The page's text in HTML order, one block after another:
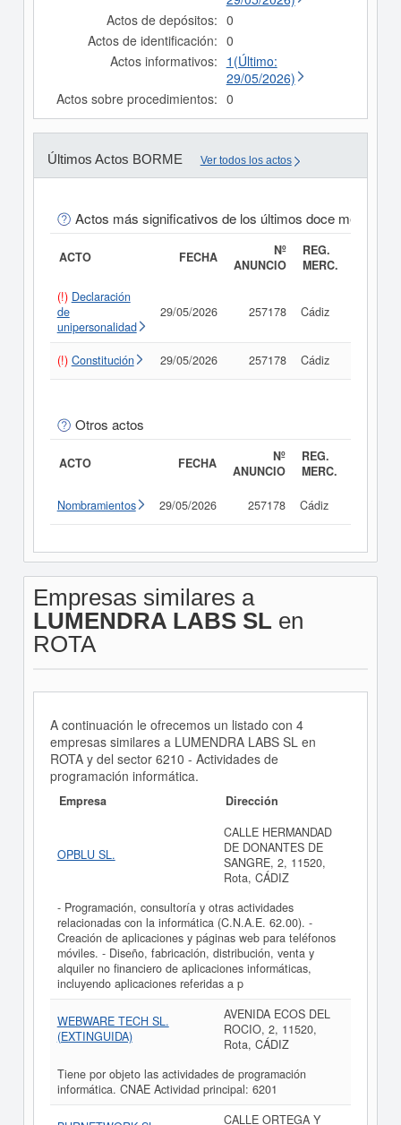
Actos de depósitos: 0
Actos de identificación: 0
Actos informativos: 1(Último:
29/05/2026)
Actos sobre procedimientos: 0
Últimos Actos BORME Ver todos los actos
Actos más significativos de los últimos doce meses
ACTO FECHA
Nº
ANUNCIO
REG.
MERC.
(!) Declaración
de
unipersonalidad
29/05/2026 257178 Cádiz
(!) Constitución 29/05/2026 257178 Cádiz
Otros actos
ACTO FECHA
Nº
ANUNCIO
REG.
MERC.
Nombramientos 29/05/2026 257178 Cádiz
Empresas similares a
LUMENDRA LABS SL en
ROTA
A continuación le ofrecemos un listado con 4
empresas similares a LUMENDRA LABS SL en
ROTA y del sector 6210 - Actividades de
programación informática.
Empresa Dirección
OPBLU SL.
CALLE HERMANDAD
DE DONANTES DE
SANGRE, 2, 11520,
Rota, CÁDIZ
- Programación, consultoría y otras actividades
relacionadas con la informática (C.N.A.E. 62.00). -
Creación de aplicaciones y páginas web para teléfonos
móviles. - Diseño, fabricación, distribución, venta y
alquiler no financiero de aplicaciones informáticas,
incluyendo aplicaciones referidas a p
WEBWARE TECH SL.
(EXTINGUIDA)
AVENIDA ECOS DEL
ROCIO, 2, 11520,
Rota, CÁDIZ
Tiene por objeto las actividades de programación
informática. CNAE Actividad principal: 6201
CALLE ORTEGA Y